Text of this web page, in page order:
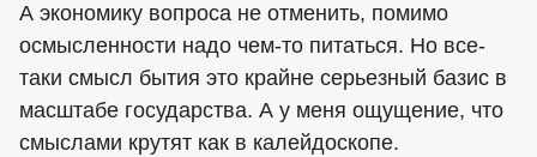
А экономику вопроса не отменить, помимо
осмысленности надо чем-то питаться. Но все-
таки смысл бытия это крайне серьезный базис в
масштабе государства. А у меня ощущение, что
смыслами крутят как в калейдоскопе.